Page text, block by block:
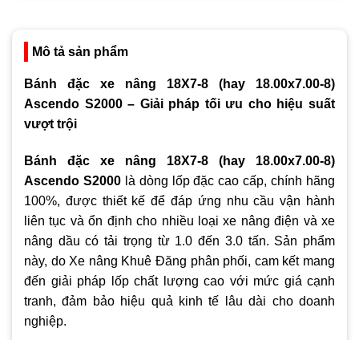
Mô tả sản phẩm
Bánh đặc xe nâng 18X7-8 (hay 18.00x7.00-8)
Ascendo S2000 – Giải pháp tối ưu cho hiệu suất
vượt trội
Bánh đặc xe nâng 18X7-8 (hay 18.00x7.00-8)
Ascendo S2000là dòng lốp đặc cao cấp, chính hãng
100%, được thiết kế để đáp ứng nhu cầu vận hành
liên tục và ổn định cho nhiều loại xe nâng điện và xe
nâng dầu có tải trọng từ 1.0 đến 3.0 tấn. Sản phẩm
này, do Xe nâng Khuê Đăng phân phối, cam kết mang
đến giải pháp lốp chất lượng cao với mức giá cạnh
tranh, đảm bảo hiệu quả kinh tế lâu dài cho doanh
nghiệp.